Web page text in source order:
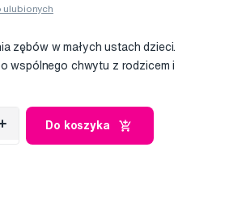
zębów w małych ustach dzieci.
wspólnego chwytu z rodzicem i
Do koszyka